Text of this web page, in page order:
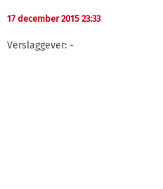
17 december 2015 23:33
Verslaggever: -